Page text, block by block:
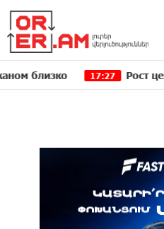
17:27 Рост цен на